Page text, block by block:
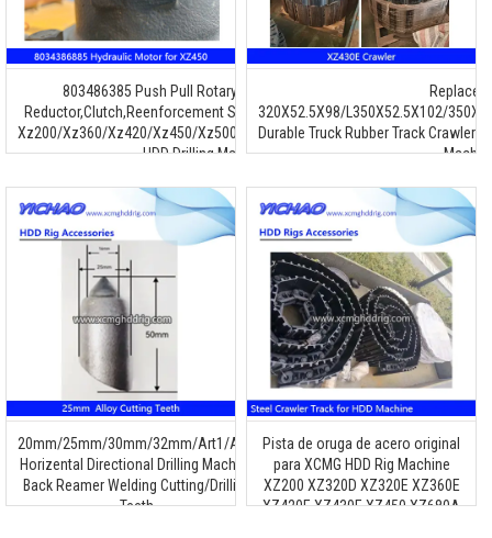
803486385 Push Pull Rotary Motor
Reductor,Clutch,Reenforcement Spare Parts Assembly for
Xz200/Xz360/Xz420/Xz450/Xz500/Xz800/Xz1000/Xz1300F
HDD Drilling Machine
320X52.5X98/L350X52.5X102/
Durable Truck Rubber Track Crawler
20mm/25mm/30mm/32mm/Art1/Art2
Horizental Directional Drilling Machine
Back Reamer Welding Cutting/Drilling
Teeth
Pista de oruga de acero original
para XCMG HDD Rig Machine
XZ200 XZ320D XZ320E XZ360E
XZ420E XZ430E XZ450 XZ680A